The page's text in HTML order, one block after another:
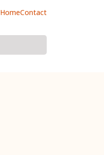
HomeContact